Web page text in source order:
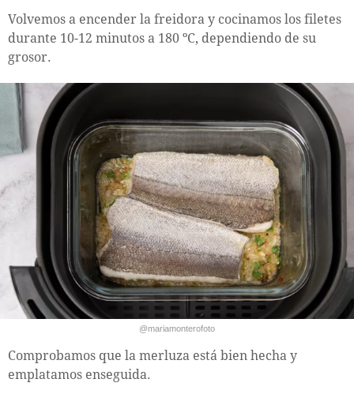
Volvemos a encender la freidora y cocinamos los filetes
durante 10-12 minutos a 180 ºC, dependiendo de su
grosor.
@mariamonterofoto
Comprobamos que la merluza está bien hecha y
emplatamos enseguida.